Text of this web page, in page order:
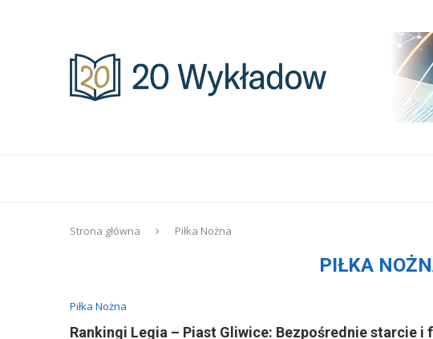
Strona główna Piłka Nożna
PIŁKA
Piłka Nożna
Rankingi Legia – Piast Gliwice: Bezpośrednie starcie i